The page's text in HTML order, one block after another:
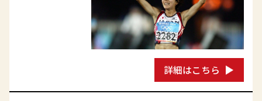
詳細はこちら